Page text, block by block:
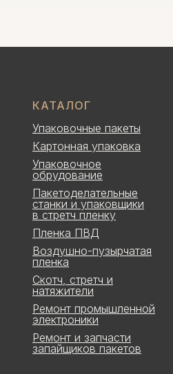
КАТАЛОГ
Упаковочные пакеты
Картонная упаковка
Упаковочное
обрудование
Пакетоделательные
станки и упаковщики
в стретч пленку
Пленка ПВД
Воздушно-пузырчатая
пленка
Скотч, стретч и
натяжители
Ремонт промышленной
электроники
Ремонт и запчасти
запайщиков пакетов